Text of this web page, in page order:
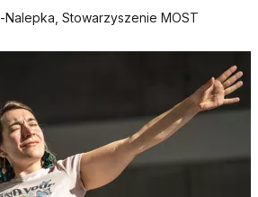
Stowarzyszenie MOST